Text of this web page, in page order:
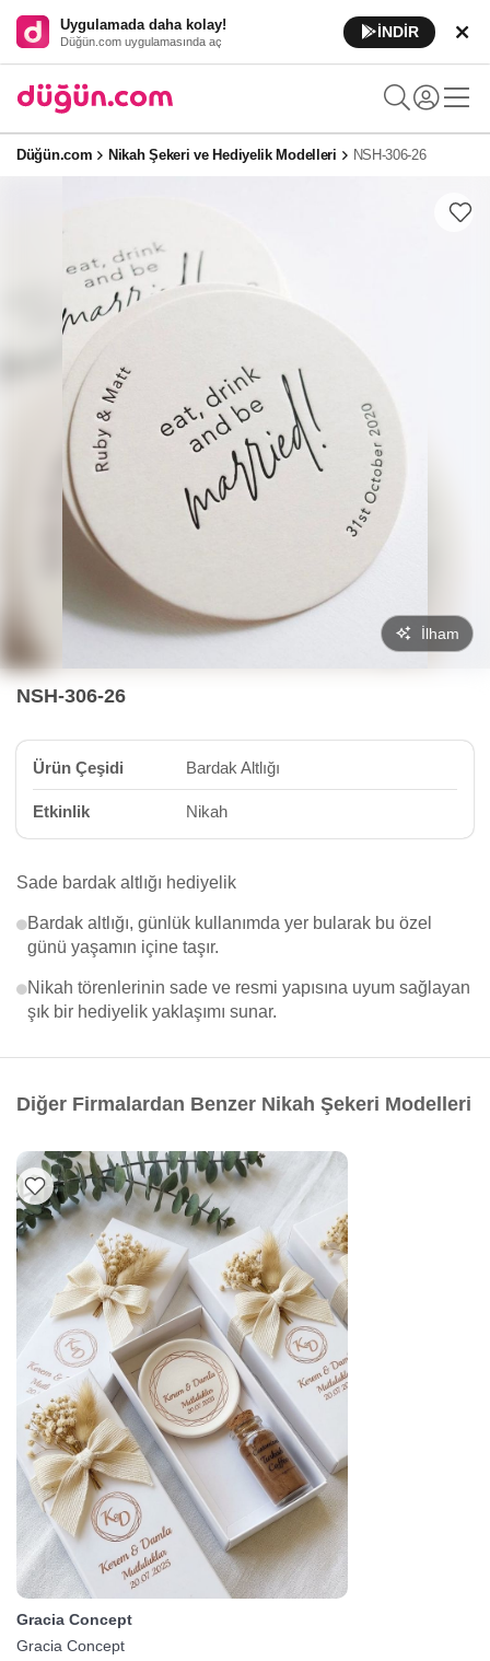
Uygulamada daha kolay!
Düğün.com uygulamasında aç
İNDİR
Düğün.com Nikah Şekeri ve Hediyelik Modelleri NSH-306-26
İlham
NSH-306-26
Ürün Çeşidi Bardak Altlığı
Etkinlik Nikah
Sade bardak altlığı hediyelik
Bardak altlığı, günlük kullanımda yer bularak bu özel
günü yaşamın içine taşır.
Nikah törenlerinin sade ve resmi yapısına uyum sağlayan
şık bir hediyelik yaklaşımı sunar.
Diğer Firmalardan Benzer Nikah Şekeri Modelleri
Gracia Concept
Gracia Concept